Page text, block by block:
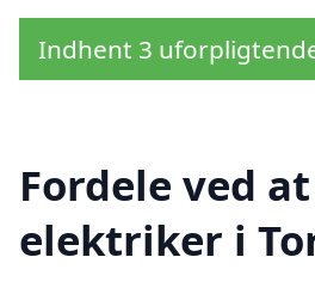
Indhent 3
Fordele ved
elektriker i